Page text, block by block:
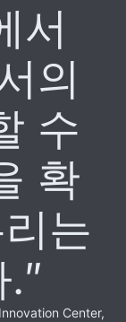
서
의
수
확
는
Center,